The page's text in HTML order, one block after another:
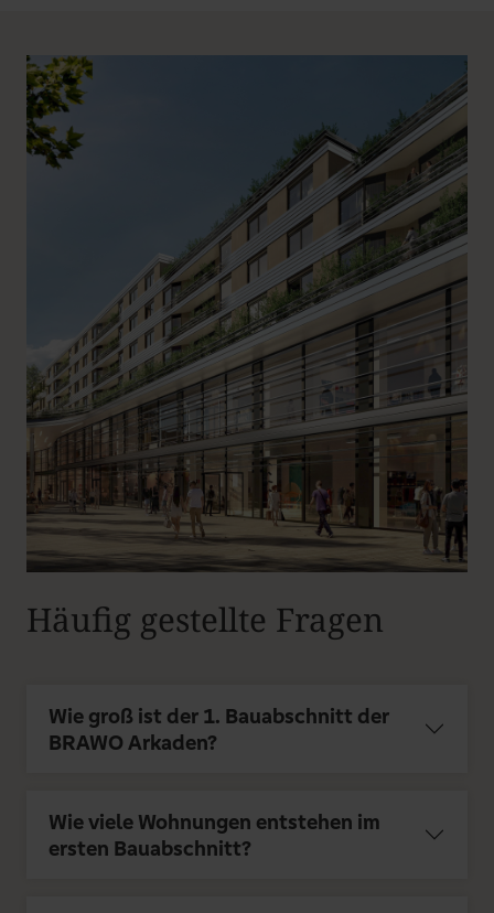
Häufig gestellte Fragen
Wie groß ist der 1. Bauabschnitt der
BRAWO Arkaden?
Wie viele Wohnungen entstehen im
ersten Bauabschnitt?